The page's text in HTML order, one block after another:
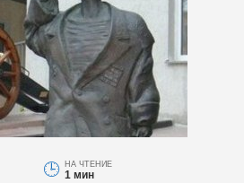
НА ЧТЕНИЕ
1 мин